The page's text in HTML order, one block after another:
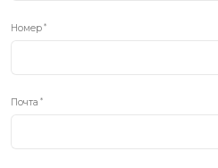
Номер
Почта